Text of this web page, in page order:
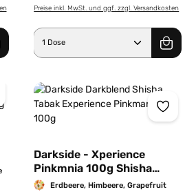
um die
ein oder benutze die
den gewünschten
Preise inkl. MwSt. und ggf. zzgl. Versandkosten
Produkt Anzahl: Gib
Darkside - Xperience
Pinkmnia 100g Shisha
TabakErdbeere, Himbeere, Grapefruit